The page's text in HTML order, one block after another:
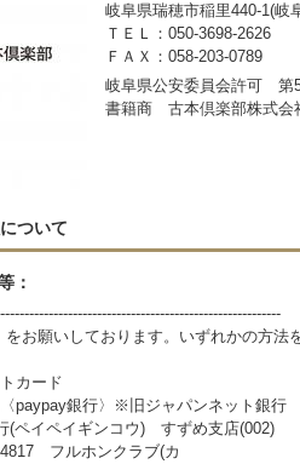
岐阜県瑞穂市稲里440-1(岐
ＴＥＬ：050-3698-2626
ＦＡＸ：058-203-0789
岐阜県公安委員会許可 第
書籍商 古本倶楽部株式会
ついて
：
をお願いしております。いずれかの方法
カード
paypay銀行〉※旧ジャパンネット銀行
(ペイペイギンコウ) すずめ支店(002)
フルホンクラブ(カ